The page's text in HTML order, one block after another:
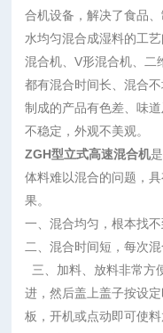
合机设备，解决了食品
水均匀混合成湿料的工
混合机、V形混合机、二
都有混合时间长、混合
制成的产品有色差、味
不稳定，外观不美观。
ZGH型立式高速混合机
体料难以混合的问题，
果。
一、混合均匀，根本找不
二、混合时间短，每次
三、加料、放料非常方
进，然后盖上盖子按设
板，开机或点动即可使料